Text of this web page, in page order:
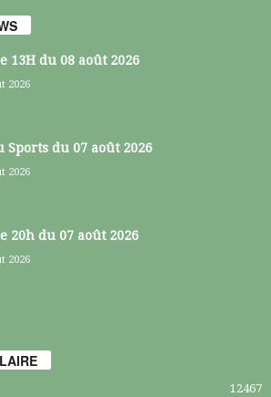
13H du 08 août 2026
2026
Sports du 07 août 2026
2026
20h du 07 août 2026
2026
12467